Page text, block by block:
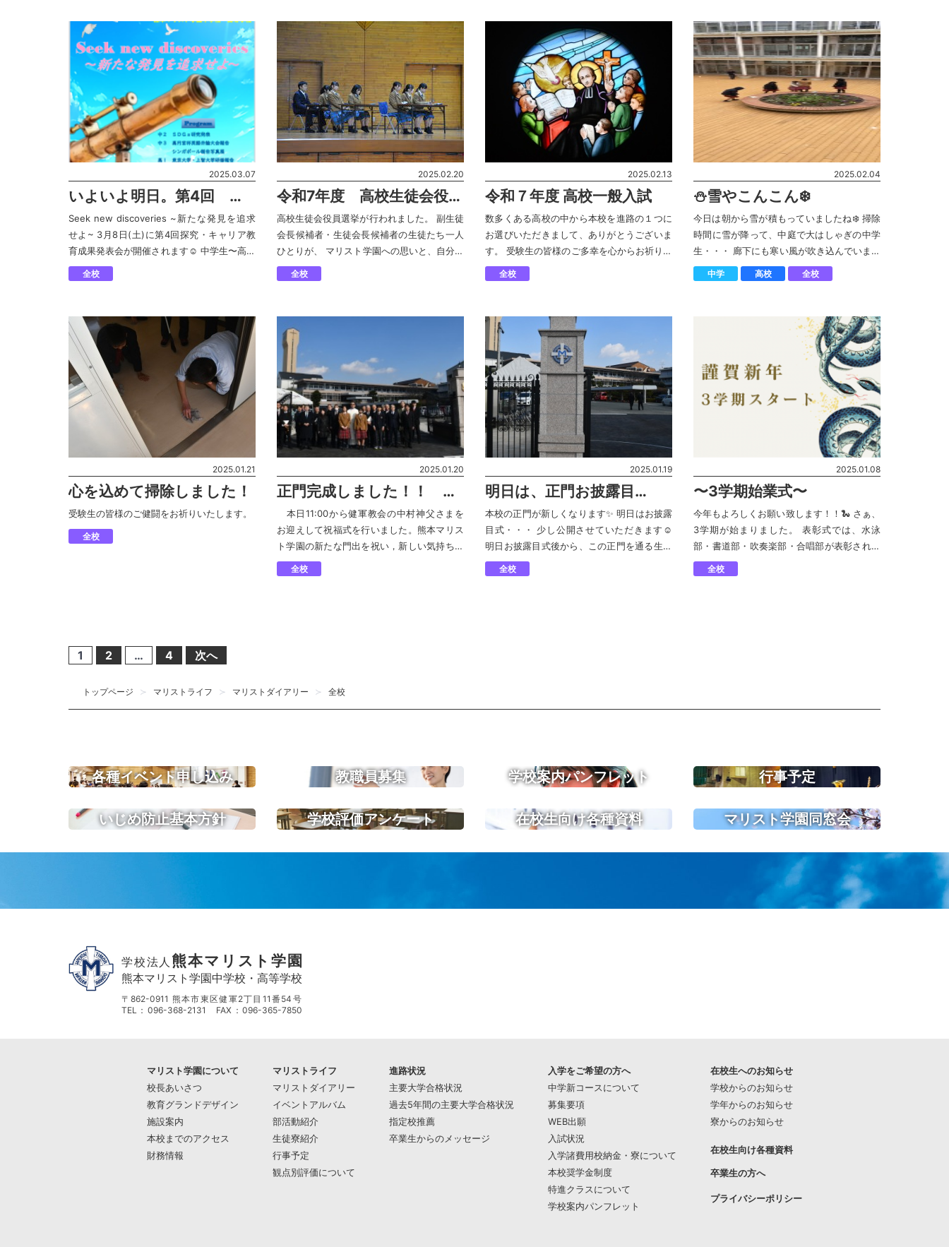
2025.03.07
いよいよ明日。第4回 探
求・キャリア教育成果発表
会
Seek new discoveries ~新たな発見を追求
せよ~ 3月8日(土)に第4回探究・キャリア教
育成果発表会が開催されます☺️ 中学生〜高校
生のそれぞれの学年が取り組んできたこと
を、学校で共有します☺︎ それぞ […]
全校
2025.02.20
令和7年度 高校生徒会役員
選挙
高校生徒会役員選挙が行われました。 副生徒
会長候補者・生徒会長候補者の生徒たち一人
ひとりが、 マリスト学園への思いと、自分の
思いを熱弁してくれました。 これからのマリ
スト学園を左右する大切な選挙です。 全校生
全校
2025.02.13
令和７年度 高校一般入試
数多くある高校の中から本校を進路の１つに
お選びいただきまして、ありがとうございま
す。 受験生の皆様のご多幸を心からお祈りい
たします。
全校
2025.02.04
⛄️雪やこんこん❄️
今日は朝から雪が積もっていましたね❄️ 掃除
時間に雪が降って、中庭で大はしゃぎの中学
生・・・ 廊下にも寒い風が吹き込んでいまし
た〜🥶 中学部・高校部は今日から学年末考査
が始まりました。 最終日まで気を緩めること
中学 高校 全校
2025.01.21
心を込めて掃除しました！
受験生の皆様のご健闘をお祈りいたします。
全校
2025.01.20
正門完成しました！！ 開
通式
本日11:00から健軍教会の中村神父さまを
お迎えして祝福式を行いました。熊本マリス
ト学園の新たな門出を祝い，新しい気持ちで
学園生活が送れますように，生徒と職員，保
護者みんなで祈願しました。 マリスト生と
全校
2025.01.19
明日は、正門お披露目
式！！
本校の正門が新しくなります✨ 明日はお披露
目式・・・ 少し公開させていただきます☺︎
明日お披露目式後から、この正門を通る生徒
たち・・・ 明日のホームページも楽しみにし
ていてください！！！
全校
2025.01.08
〜3学期始業式〜
今年もよろしくお願い致します！！🐍 さぁ、
3学期が始まりました。 表彰式では、水泳
部・書道部・吹奏楽部・合唱部が表彰されま
した✨ おめでとうございます！！ 始業式で
は、光永校長から 「それぞれのまとめの時
全校
投
ペ
送
り
1 2 … 4 次へ
トップページ マリストライフ マリストダイアリー 全校
各種イベント申し込み 教職員募集 学校案内パンフレット 行事予定
いじめ防止基本方針 学校評価アンケート 在校生向け各種資料 マリスト学園同窓会
学校法人 熊本マリスト学園
熊本マリスト学園中学校・高等学校
〒862-0911 熊本市東区健軍2丁目11番54号
TEL：096-368-2131 FAX：096-365-7850
マリスト学園について
校長あいさつ
教育グランドデザイン
施設案内
本校までのアクセス
財務情報
マリストライフ
マリストダイアリー
イベントアルバム
部活動紹介
生徒寮紹介
行事予定
観点別評価について
進路状況
主要大学合格状況
過去5年間の主要大学合格状況
指定校推薦
卒業生からのメッセージ
入学をご希望の方へ
中学新コースについて
募集要項
WEB出願
入試状況
入学諸費用校納金・寮について
本校奨学金制度
特進クラスについて
学校案内パンフレット
在校生へのお知らせ
学校からのお知らせ
学年からのお知らせ
寮からのお知らせ
在校生向け各種資料
卒業生の方へ
プライバシーポリシー